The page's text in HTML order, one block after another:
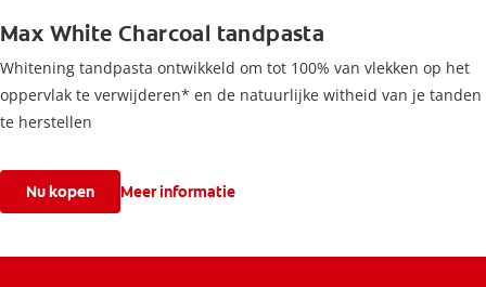
Max White Charcoal tandpasta
Whitening tandpasta ontwikkeld om tot 100% van vlekken op het
oppervlak te verwijderen* en de natuurlijke witheid van je tanden
te herstellen
Nu kopen Meer informatie